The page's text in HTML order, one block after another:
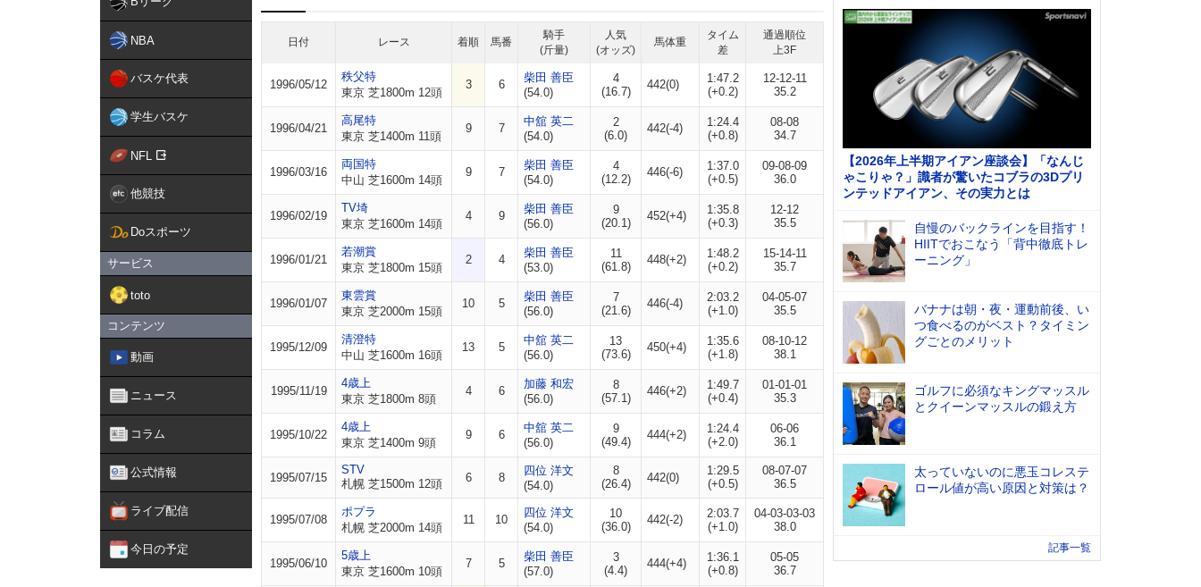
NBA
バスケ代表
学生バスケ
NFL
他競技
Doスポーツ
サービス
toto
コンテンツ
動画
ニュース
コラム
公式情報
ライブ配信
今日の予定
日付 レース 着順 馬番
騎手
(斤量)
人気
(オッズ)
馬体重
タイム
差
通過順位
上3F
1996/05/12
秩父特
東京 芝1800m 12頭
3 6
柴田 善臣
(54.0)
4
(16.7)
442(0)
1:47.2
(+0.2)
12-12-11
35.2
1996/04/21
高尾特
東京 芝1400m 11頭
9 7
中舘 英二
(54.0)
2
(6.0)
442(-4)
1:24.4
(+0.8)
08-08
34.7
1996/03/16
両国特
中山 芝1600m 14頭
9 7
柴田 善臣
(54.0)
4
(12.2)
446(-6)
1:37.0
(+0.5)
09-08-09
36.0
1996/02/19
TV埼
東京 芝1600m 14頭
4 9
柴田 善臣
(56.0)
9
(20.1)
452(+4)
1:35.8
(+0.3)
12-12
35.5
1996/01/21
若潮賞
東京 芝1800m 15頭
2 4
柴田 善臣
(53.0)
11
(61.8)
448(+2)
1:48.2
(+0.2)
15-14-11
35.7
1996/01/07
東雲賞
東京 芝2000m 15頭
10 5
柴田 善臣
(56.0)
7
(21.6)
446(-4)
2:03.2
(+1.0)
04-05-07
35.5
1995/12/09
清澄特
中山 芝1600m 16頭
13 5
中舘 英二
(56.0)
13
(73.6)
450(+4)
1:35.6
(+1.8)
08-10-12
38.1
1995/11/19
4歳上
東京 芝1800m 8頭
4 6
加藤 和宏
(56.0)
8
(57.1)
446(+2)
1:49.7
(+0.4)
01-01-01
35.3
1995/10/22
4歳上
東京 芝1400m 9頭
9 6
中舘 英二
(56.0)
9
(49.4)
444(+2)
1:24.4
(+2.0)
06-06
36.1
1995/07/15
STV
札幌 芝1500m 12頭
6 8
四位 洋文
(54.0)
8
(26.4)
442(0)
1:29.5
(+0.5)
08-07-07
36.5
1995/07/08
ポプラ
札幌 芝2000m 14頭
11 10
四位 洋文
(54.0)
10
(36.0)
442(-2)
2:03.7
(+1.0)
04-03-03-03
38.0
1995/06/10
5歳上
東京 芝1600m 10頭
7 5
柴田 善臣
(57.0)
3
(4.4)
444(+4)
1:36.1
(+0.8)
05-05
36.7
【2026年上半期アイアン座談会】「なんじ
ゃこりゃ？」識者が驚いたコブラの3Dプリ
ンテッドアイアン、その実力とは
自慢のバックラインを目指す！
HIITでおこなう「背中徹底トレ
ーニング」
バナナは朝・夜・運動前後、い
つ食べるのがベスト？タイミン
グごとのメリット
ゴルフに必須なキングマッスル
とクイーンマッスルの鍛え方
太っていないのに悪玉コレステ
ロール値が高い原因と対策は？
記事一覧